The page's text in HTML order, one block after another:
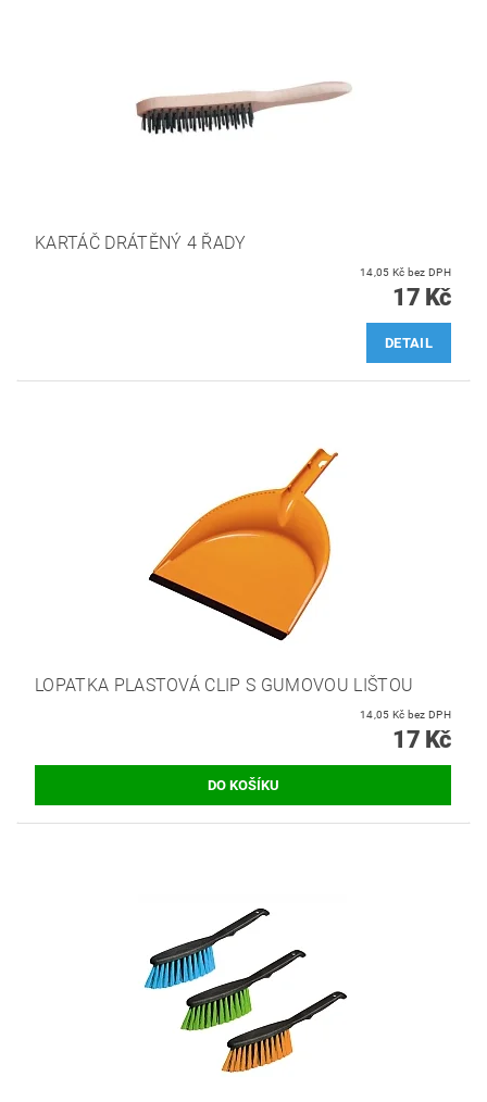
KARTÁČ DRÁTĚNÝ 4 ŘADY
14,05 Kč bez DPH
17 Kč
DETAIL
LOPATKA PLASTOVÁ CLIP S GUMOVOU LIŠTOU
14,05 Kč bez DPH
17 Kč